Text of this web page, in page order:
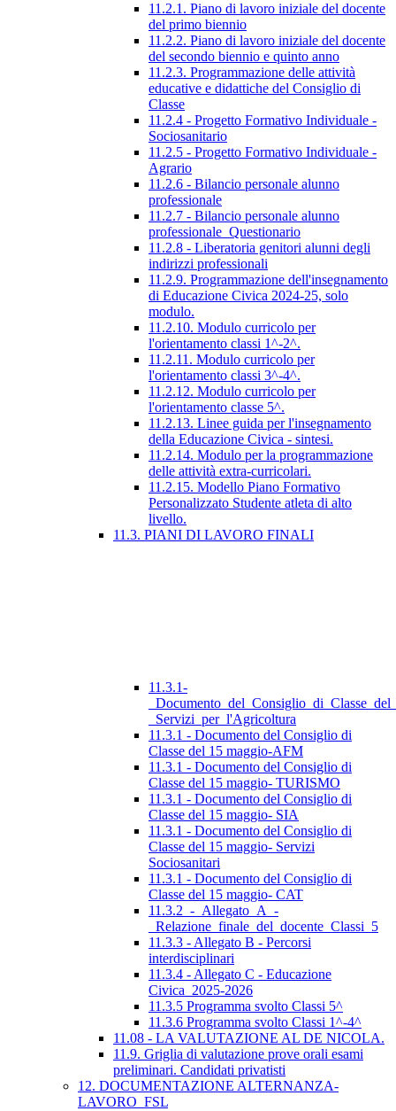
11.2.1. Piano di lavoro iniziale del docente
del primo biennio
11.2.2. Piano di lavoro iniziale del docente
del secondo biennio e quinto anno
11.2.3. Programmazione delle attività
educative e didattiche del Consiglio di
Classe
11.2.4 - Progetto Formativo Individuale -
Sociosanitario
11.2.5 - Progetto Formativo Individuale -
Agrario
11.2.6 - Bilancio personale alunno
professionale
11.2.7 - Bilancio personale alunno
professionale_Questionario
11.2.8 - Liberatoria genitori alunni degli
indirizzi professionali
11.2.9. Programmazione dell'insegnamento
di Educazione Civica 2024-25, solo
modulo.
11.2.10. Modulo curricolo per
l'orientamento classi 1^-2^.
11.2.11. Modulo curricolo per
l'orientamento classi 3^-4^.
11.2.12. Modulo curricolo per
l'orientamento classe 5^.
11.2.13. Linee guida per l'insegnamento
della Educazione Civica - sintesi.
11.2.14. Modulo per la programmazione
delle attività extra-curricolari.
11.2.15. Modello Piano Formativo
Personalizzato Studente atleta di alto
livello.
11.3. PIANI DI LAVORO FINALI
11.3.1-
_Servizi_per_l'Agricoltura
11.3.1 - Documento del Consiglio di
Classe del 15 maggio-AFM
11.3.1 - Documento del Consiglio di
Classe del 15 maggio- TURISMO
11.3.1 - Documento del Consiglio di
Classe del 15 maggio- SIA
11.3.1 - Documento del Consiglio di
Classe del 15 maggio- Servizi
Sociosanitari
11.3.1 - Documento del Consiglio di
Classe del 15 maggio- CAT
11.3.2_-_Allegato_A_-
_Relazione_finale_del_docente_Classi_5
11.3.3 - Allegato B - Percorsi
interdisciplinari
11.3.4 - Allegato C - Educazione
Civica_2025-2026
11.3.5 Programma svolto Classi 5^
11.3.6 Programma svolto Classi 1^-4^
11.08 - LA VALUTAZIONE AL DE NICOLA.
11.9. Griglia di valutazione prove orali esami
preliminari. Candidati privatisti
12. DOCUMENTAZIONE ALTERNANZA-
LAVORO_FSL